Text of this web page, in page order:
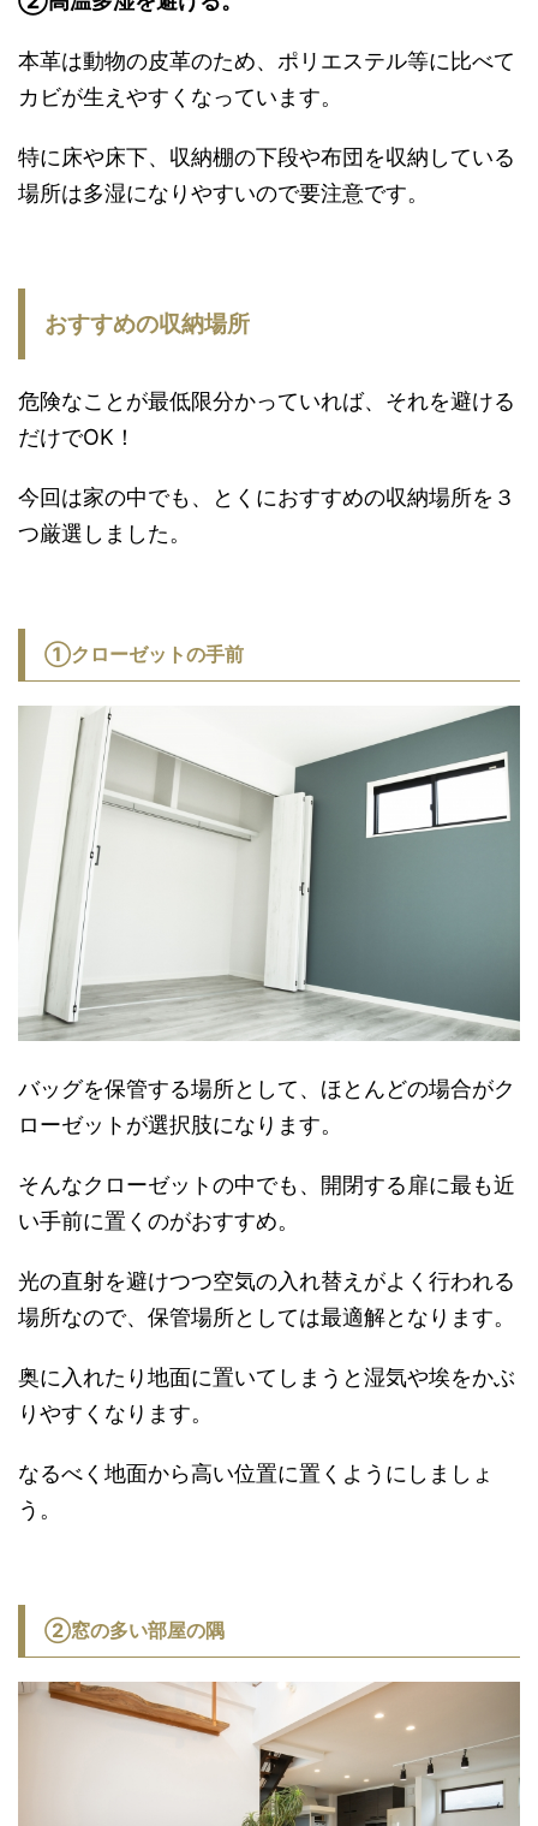
本革は動物の皮革のため、ポリエステル等に比べて
カビが生えやすくなっています。
特に床や床下、収納棚の下段や布団を収納している
場所は多湿になりやすいので要注意です。
おすすめの収納場所
危険なことが最低限分かっていれば、それを避ける
だけでOK！
今回は家の中でも、とくにおすすめの収納場所を３
つ厳選しました。
①クローゼットの手前
バッグを保管する場所として、ほとんどの場合がク
ローゼットが選択肢になります。
そんなクローゼットの中でも、開閉する扉に最も近
い手前に置くのがおすすめ。
光の直射を避けつつ空気の入れ替えがよく行われる
場所なので、保管場所としては最適解となります。
奥に入れたり地面に置いてしまうと湿気や埃をかぶ
りやすくなります。
なるべく地面から高い位置に置くようにしましょ
う。
②窓の多い部屋の隅